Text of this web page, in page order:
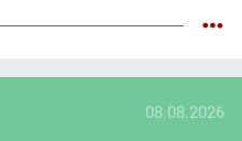
08.08.2026